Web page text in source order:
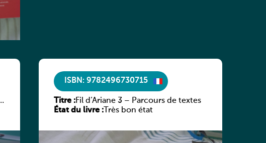
ISBN: 9782496730715
Titre :Fil d’Ariane 3 – Parcours de textes
État du livre :Très bon état